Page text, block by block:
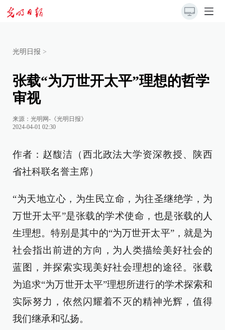
光明日报 >
张载“为万世开太平”理想的哲学
审视
来源： 光明网-《光明日报》
2024-04-01 02:30
作者：赵馥洁（西北政法大学资深教授、陕西
省社科联名誉主席）
“为天地立心，为生民立命，为往圣继绝学，为
万世开太平”是张载的学术使命，也是张载的人
生理想。特别是其中的“为万世开太平”，就是为
社会指出前进的方向，为人类描绘美好社会的
蓝图，并探索实现美好社会理想的途径。张载
为追求“为万世开太平”理想所进行的学术探索和
实际努力，依然闪耀着不灭的精神光辉，值得
我们继承和弘扬。